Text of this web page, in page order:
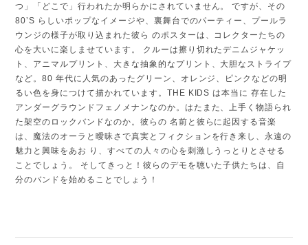
つ」「どこで」行われたか明らかにされていません。 ですが、その
80ʼS らしいポップなイメージや、裏舞台でのパーティー、プールラ
ウンジの様子が取り込まれた彼ら のポスターは、コレクターたちの
心を大いに楽しませています。 クルーは擦り切れたデニムジャケッ
ト、アニマルプリント、大きな抽象的なプリント、大胆なストライプ
など。80 年代に人気のあったグリーン、オレンジ、ピンクなどの明
るい色を身につけて描かれています。THE KIDS は本当に 存在した
アンダーグラウンドフェノメナンなのか。はたまた、上手く物語られ
た架空のロックバンドなのか。彼らの 名前と彼らに起因する音楽
は、魔法のオーラと曖昧さで真実とフィクションを行き来し、永遠の
魅力と興味をあお り、すべての人々の心を刺激しうっとりとさせる
ことでしょう。 そしてきっと！彼らのデモを聴いた子供たちは、自
分のバンドを始めることでしょう！